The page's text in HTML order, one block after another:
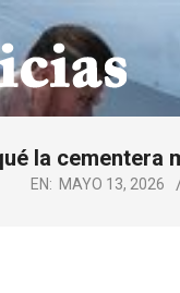
la
EN: MAYO 13, 2026